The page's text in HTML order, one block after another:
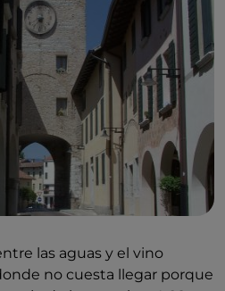
las aguas y el vino
no cuesta llegar porque